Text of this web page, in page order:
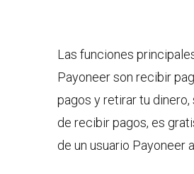
Las funciones
Payoneer son recibir
pagos y retirar tu dinero,
de recibir pagos, es
de un usuario Payoneer